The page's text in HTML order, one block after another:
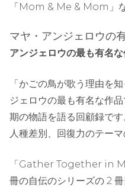
「Mom & Me & Mom」
マヤ・アンジェロウの
アンジェロウの最も有名な
「かごの鳥が歌う理由を
ジェロウの最も有名な作
期の物語を語る回顧録で
人種差別、回復力のテー
「Gather Together in
冊の自伝のシリーズの 2